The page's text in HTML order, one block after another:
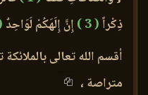
ذِكْراً( 3 ) إِنَّ إِلَهَكُمْ لَوَاحِدٌ )
أقسم الله تعالى
متراصة ،